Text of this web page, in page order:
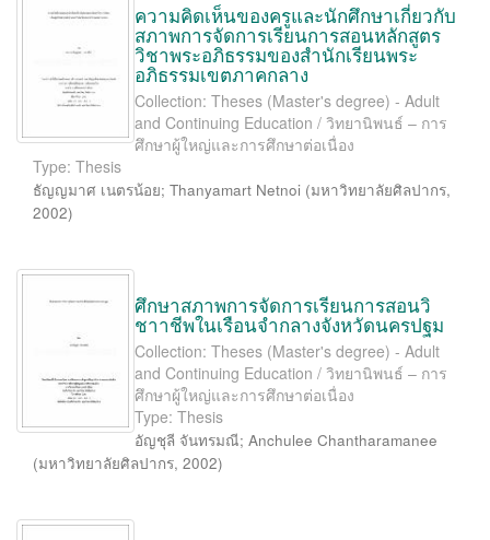
ความคิดเห็นของครูและนักศึกษาเกี่ยวกับ
สภาพการจัดการเรียนการสอนหลักสูตร
วิชาพระอภิธรรมของสำนักเรียนพระ
อภิธรรมเขตภาคกลาง
Collection: Theses (Master's degree) - Adult
and Continuing Education / วิทยานิพนธ์ – การ
ศึกษาผู้ใหญ่และการศึกษาต่อเนื่อง
Type: Thesis
ธัญญมาศ เนตรน้อย; Thanyamart Netnoi (มหาวิทยาลัยศิลปากร,
2002)
ศึกษาสภาพการจัดการเรียนการสอนวิ
ชาาชีพในเรือนจำกลางจังหวัดนครปฐม
Collection: Theses (Master's degree) - Adult
and Continuing Education / วิทยานิพนธ์ – การ
ศึกษาผู้ใหญ่และการศึกษาต่อเนื่อง
Type: Thesis
อัญชุลี จันทรมณี; Anchulee Chantharamanee
(มหาวิทยาลัยศิลปากร, 2002)